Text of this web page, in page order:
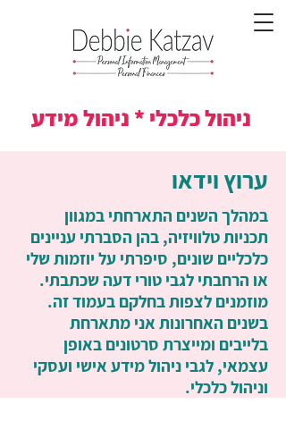
ערוץ וידאו
במהלך השנים התארחתי במגוון
תכניות טלוויזיה, בהן הסברתי עניינים
כלכליים שונים, סיפרתי על יוזמות שלי
או הרחבתי לגבי טורי דעה שכתבתי.
מוזמנים לצפות בחלקם בעמוד זה.
בשנים האחרונות אני מתארחת
בלייבים ומייצרת סרטונים באופן
עצמאי, לגבי ניהול מידע אישי ועסקי
וניהול כלכלי.